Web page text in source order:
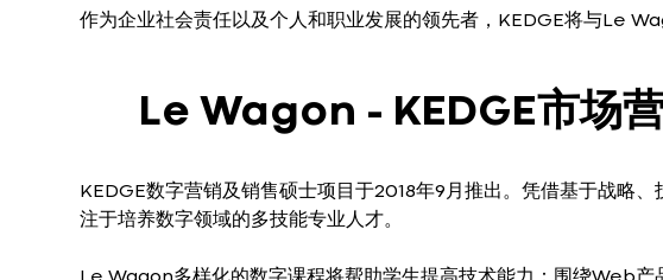
作为企业社会责任以及个人和职业发展的领先者，KEDGE将与Le
Le Wagon - KEDGE市场
KEDGE数字营销及销售硕士项目于2018年9月推出。凭借基于战略
注于培养数字领域的多技能专业人才。